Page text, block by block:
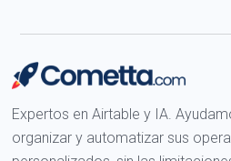
Expertos en Airtable y IA.
organizar y automatizar sus